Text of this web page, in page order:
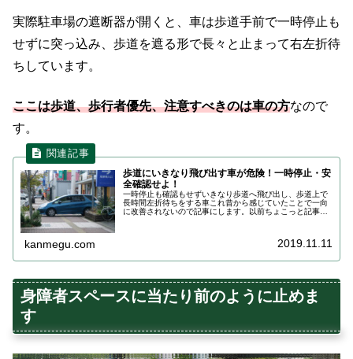
実際駐車場の遮断器が開くと、車は歩道手前で一時停止も
せずに突っ込み、歩道を遮る形で長々と止まって右左折待
ちしています。
ここは歩道、歩行者優先、注意すべきのは車の方なので
す。
歩道にいきなり飛び出す車が危険！一時停止・安
全確認せよ！
一時停止も確認もせずいきなり歩道へ飛び出し、歩道上で
長時間左折待ちをする車これ昔から感じていたことで一向
に改善されないので記事にします。以前ちょこっと記事に
kanmegu.com 2019.11.11
身障者スペースに当たり前のように止めま
す